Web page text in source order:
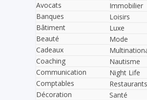
Avocats
Banques
Bâtiment
Beauté
Cadeaux
Coaching
Communication
Comptables
Décoration
Immobilier
Loisirs
Luxe
Mode
Nautisme
Night Life
Restaurants
Santé